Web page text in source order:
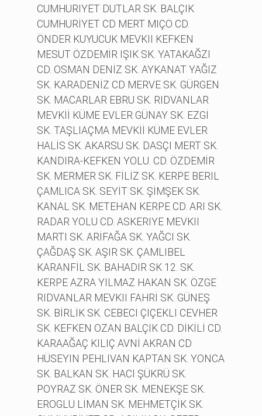
CUMHURIYET DUTLAR SK. BALÇIK
CUMHURİYET CD MERT MIÇO CD.
ÖNDER KUYUCUK MEVKII KEFKEN
MESUT ÖZDEMİR IŞIK SK. YATAKAĞZI
CD. OSMAN DENİZ SK. AYKANAT YAĞIZ
SK. KARADENİZ CD MERVE SK. GÜRGEN
SK. MACARLAR EBRU SK. RIDVANLAR
MEVKİİ KÜME EVLER GÜNAY SK. EZGİ
SK. TAŞLIAÇMA MEVKİİ KÜME EVLER
HALİS SK. AKARSU SK. DASÇI MERT SK.
KANDIRA-KEFKEN YOLU. CD. ÖZDEMİR
SK. MERMER SK. FİLİZ SK. KERPE BERIL
ÇAMLICA SK. SEYİT SK. ŞİMŞEK SK.
KANAL SK. METEHAN KERPE CD. ARI SK.
RADAR YOLU CD. ASKERIYE MEVKII
MARTI SK. ARİFAĞA SK. YAĞCI SK.
ÇAĞDAŞ SK. AŞIR SK. ÇAMLIBEL
KARANFİL SK. BAHADIR SK 12. SK.
KERPE AZRA YILMAZ HAKAN SK. ÖZGE
RIDVANLAR MEVKII FAHRİ SK. GÜNEŞ
SK. BİRLİK SK. CEBECI ÇIÇEKLI CEVHER
SK. KEFKEN OZAN BALÇIK CD. DİKİLİ CD.
KARAAĞAÇ KILIÇ AVNİ AKRAN CD
HÜSEYIN PEHLIVAN KAPTAN SK. YONCA
SK. BALKAN SK. HACI ŞÜKRÜ SK.
POYRAZ SK. ÖNER SK. MENEKŞE SK.
EROGLU LİMAN SK. MEHMETÇİK SK.